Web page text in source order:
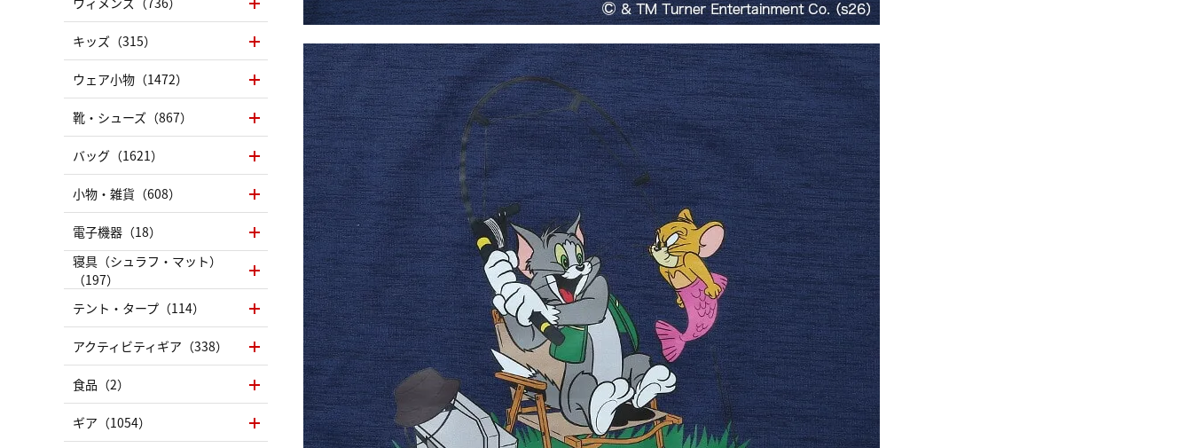
キッズ（315）
ウェア小物（1472）
靴・シューズ（867）
バッグ（1621）
小物・雑貨（608）
電子機器（18）
寝具（シュラフ・マット）
（197）
テント・タープ（114）
アクティビティギア（338）
食品（2）
ギア（1054）